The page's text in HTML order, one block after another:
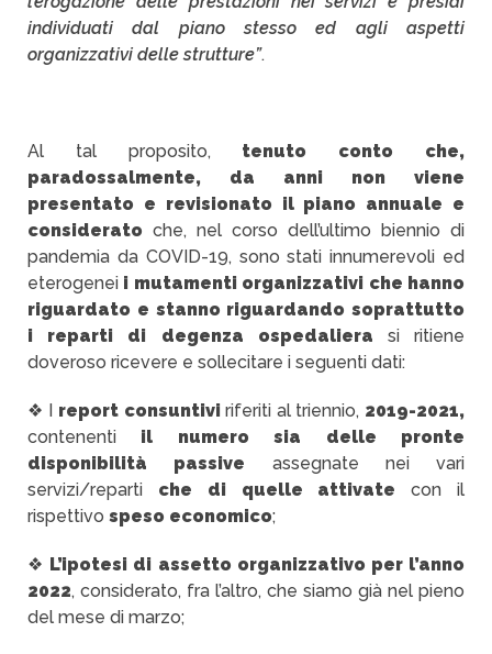
individuati dal piano stesso ed agli aspetti
organizzativi delle strutture”.
Al tal proposito, tenuto conto che,
paradossalmente, da anni non viene
presentato e revisionato il piano annuale e
considerato che, nel corso dell’ultimo biennio di
pandemia da COVID-19, sono stati innumerevoli ed
eterogenei i mutamenti organizzativi che hanno
riguardato e stanno riguardando soprattutto
i reparti di degenza ospedaliera si ritiene
doveroso ricevere e sollecitare i seguenti dati:
❖ I report consuntiviriferiti al triennio, 2019-2021,
contenenti il numero sia delle pronte
disponibilità passive assegnate nei vari
servizi/reparti che di quelle attivatecon il
rispettivo speso economico;
❖ L’ipotesi di assetto organizzativo per l’anno
2022, considerato, fra l’altro, che siamo già nel pieno
del mese di marzo;